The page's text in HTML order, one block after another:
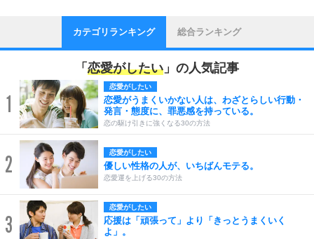
カテゴリランキング 総合ランキング
「 恋愛がしたい 」の人気記事
1
恋愛がしたい
恋愛がうまくいかない人は、わざとらしい行動・
発言・態度に、罪悪感を持っている。
恋の駆け引きに強くなる30の方法
2 恋愛がしたい
優しい性格の人が、いちばんモテる。
恋愛運を上げる30の方法
3
恋愛がしたい
応援は「頑張って」より「きっとうまくいく
よ」。